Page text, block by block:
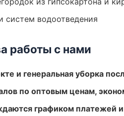
систем водоотведения
работы с нами
и генеральная уборка
по оптовым ценам,
графиком платежей и